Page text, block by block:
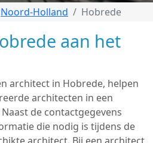
Noord-Holland Hobrede
aan het
architect in Hobrede, helpen
architecten in een
de contactgegevens
die nodig is tijdens de